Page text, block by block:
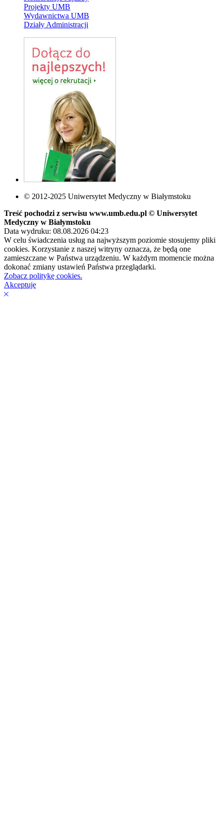
Projekty UMB
Wydawnictwa UMB
Działy Administracji
© 2012-2025 Uniwersytet Medyczny w Białymstoku
Treść pochodzi z serwisu www.umb.edu.pl © Uniwersytet
Medyczny w Białymstoku
Data wydruku: 08.08.2026 04:23
W celu świadczenia usług na najwyższym poziomie stosujemy pliki
cookies. Korzystanie z naszej witryny oznacza, że będą one
zamieszczane w Państwa urządzeniu. W każdym momencie można
dokonać zmiany ustawień Państwa przeglądarki.
Zobacz politykę cookies.
Akceptuję